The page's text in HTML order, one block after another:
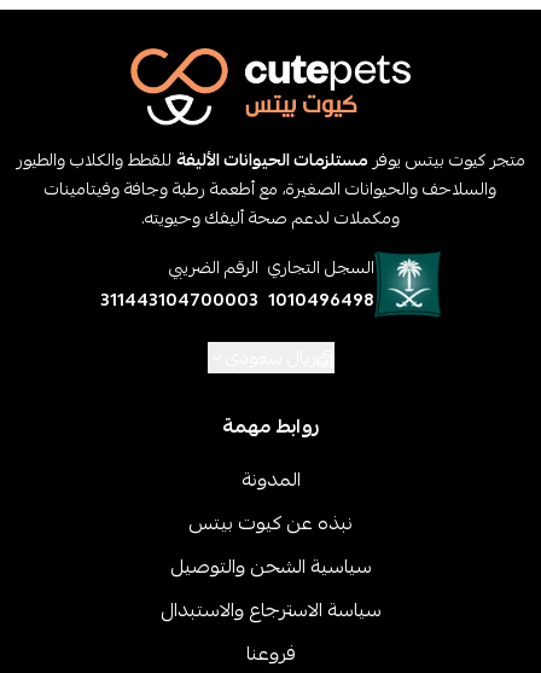
متجر كيوت بيتس يوفر مستلزمات الحيوانات الأليفةللقطط والكلاب والطيور
والسلاحف والحيوانات الصغيرة، مع أطعمة رطبة وجافة وفيتامينات
ومكملات لدعم صحة أليفك وحيويته.
السجل التجاري
1010496498
الرقم الضريبي
311443104700003
روابط مهمة
المدونة
نبذه عن كيوت بيتس
سياسية الشحن والتوصيل
سياسة الاسترجاع والاستبدال
فروعنا